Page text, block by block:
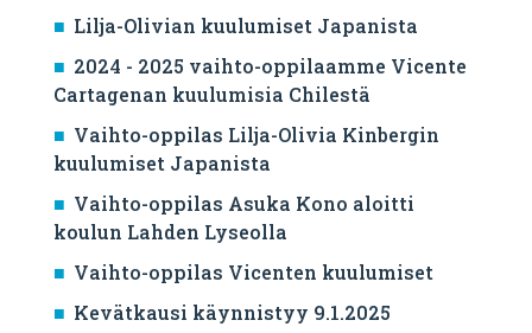
Lilja-Olivian kuulumiset Japanista
2024 - 2025 vaihto-oppilaamme Vicente
Cartagenan kuulumisia Chilestä
Vaihto-oppilas Lilja-Olivia Kinbergin
kuulumiset Japanista
Vaihto-oppilas Asuka Kono aloitti
koulun Lahden Lyseolla
Vaihto-oppilas Vicenten kuulumiset
Kevätkausi käynnistyy 9.1.2025